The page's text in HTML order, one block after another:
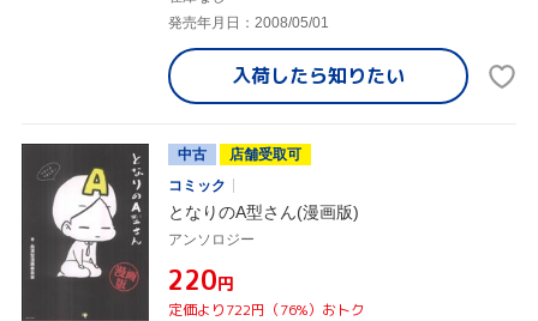
発売年月日：2008/05/01
入荷したら知りたい
中古
店舗受取可
コミック
となりのA型さん(漫画版)
アンソロジー
¥220円
定価より722円（76%）おトク